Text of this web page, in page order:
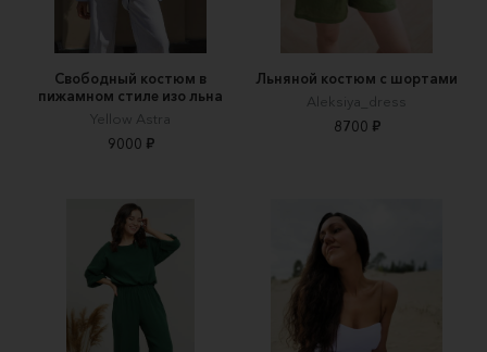
Свободный костюм в
пижамном стиле изо льна
Yellow Astra
9000 ₽
Льняной костюм с шортами
Aleksiya_dress
8700 ₽